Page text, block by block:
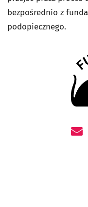
bezpośrednio z
podopiecznego.
- otworzy się w